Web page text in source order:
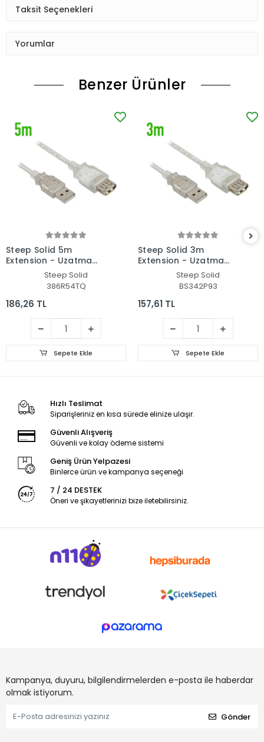
Taksit Seçenekleri
Yorumlar
Benzer Ürünler
Steep Solid 5m
Extension - Uzatma
Steep Solid
386R54TQ
186,26 TL
Sepete Ekle
Steep Solid 3m
Extension - Uzatma
Steep Solid
BS342P93
157,61 TL
Sepete Ekle
Hızlı Teslimat
Siparişleriniz en kısa sürede elinize ulaşır.
Güvenli Alışveriş
Güvenli ve kolay ödeme sistemi
Geniş Ürün Yelpazesi
Binlerce ürün ve kampanya seçeneği
7 / 24 DESTEK
Öneri ve şikayetlerinizi bize iletebilirsiniz.
Kampanya, duyuru, bilgilendirmelerden e-posta ile haberdar
olmak istiyorum.
Gönder